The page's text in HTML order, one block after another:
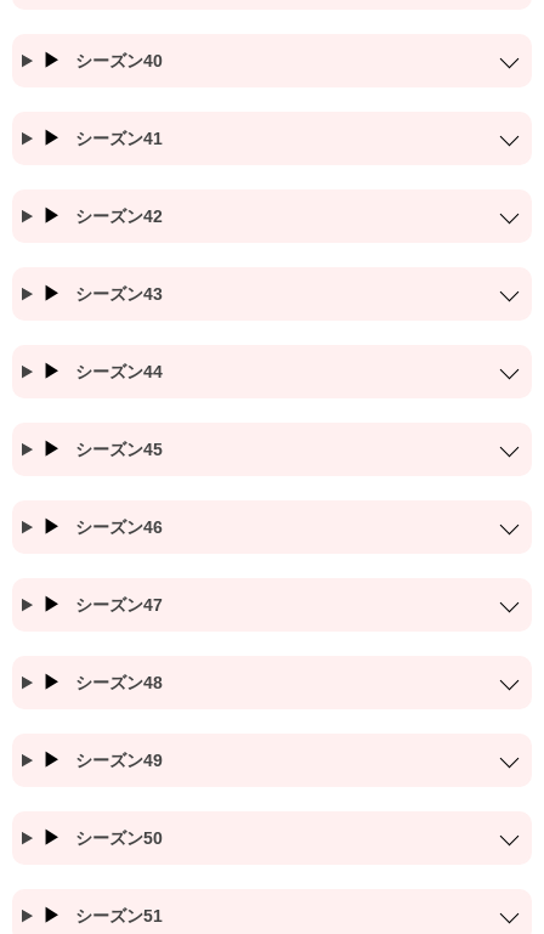
シーズン40
シーズン41
シーズン42
シーズン43
シーズン44
シーズン45
シーズン46
シーズン47
シーズン48
シーズン49
シーズン50
シーズン51